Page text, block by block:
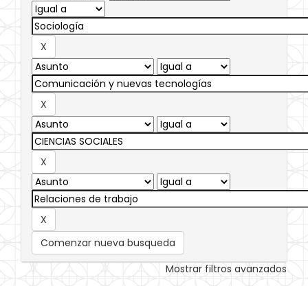
Comenzar nueva busqueda
Mostrar filtros avanzados